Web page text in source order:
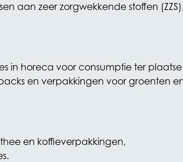
aan zeer zorgwekkende stoffen
in horeca voor consumptie ter plaatse
en verpakkingen voor groenten
en koffieverpakkingen,